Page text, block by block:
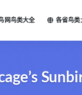
网鸟类大全 各省鸟类